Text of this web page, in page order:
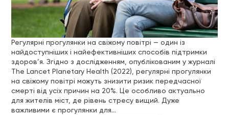
Регулярні прогулянки на свіжому повітрі — один із
найдоступніших і найефективніших способів підтримки
здоров’я. Згідно з дослідженням, опублікованим у журналі
The Lancet Planetary Health (2022), регулярні прогулянки
на свіжому повітрі можуть знизити ризик передчасної
смерті від усіх причин на 20%. Це особливо актуально
для жителів міст, де рівень стресу вищий. Дуже
важливими є прогулянки для…